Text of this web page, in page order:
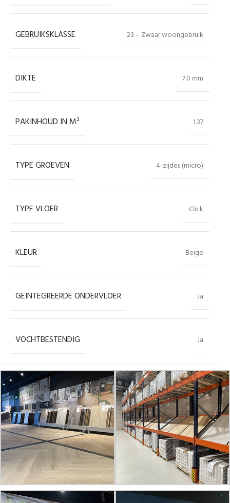
GEBRUIKSKLASSE 23 – Zwaar woongebruik
DIKTE 7.0 mm
PAKINHOUD IN M² 1.37
TYPE GROEVEN 4-zijdes (micro)
TYPE VLOER Click
KLEUR Beige
GEÏNTEGREERDE ONDERVLOER Ja
VOCHTBESTENDIG Ja